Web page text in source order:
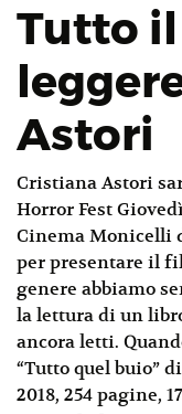
Tutto
Astori
Cristiana Astori
Horror Fest
Cinema Monicelli
per presentare il
genere abbiamo
la lettura di un
ancora letti.
“Tutto quel buio”
2018, 254 pagine,